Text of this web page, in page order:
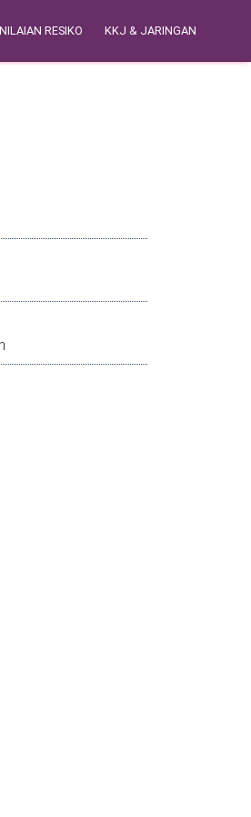
RESIKO KKJ & JARINGAN